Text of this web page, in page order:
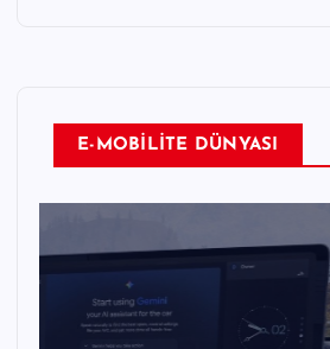
E-MOBİLİTE DÜNYASI